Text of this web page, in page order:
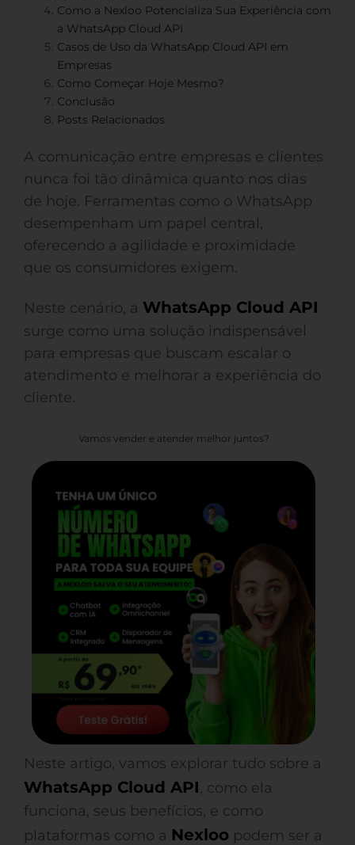
Como a Nexloo Potencializa Sua Experiência com
a WhatsApp Cloud API
Casos de Uso da WhatsApp Cloud API em
Empresas
Como Começar Hoje Mesmo?
Conclusão
Posts Relacionados
A comunicação entre empresas e clientes
nunca foi tão dinâmica quanto nos dias
de hoje. Ferramentas como o WhatsApp
desempenham um papel central,
oferecendo a agilidade e proximidade
que os consumidores exigem.
Neste cenário, a WhatsApp Cloud API
surge como uma solução indispensável
para empresas que buscam escalar o
atendimento e melhorar a experiência do
cliente.
Vamos vender e atender melhor juntos?
Neste artigo, vamos explorar tudo sobre a
WhatsApp Cloud API, como ela
funciona, seus benefícios, e como
plataformas como a Nexloo podem ser a